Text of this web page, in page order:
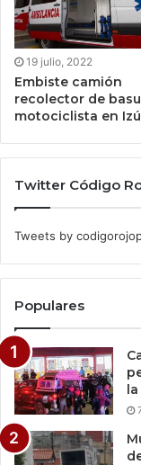
19 julio, 2022
Embiste camión
recolector de
motociclista en
Twitter Código
Tweets by
Populares
la